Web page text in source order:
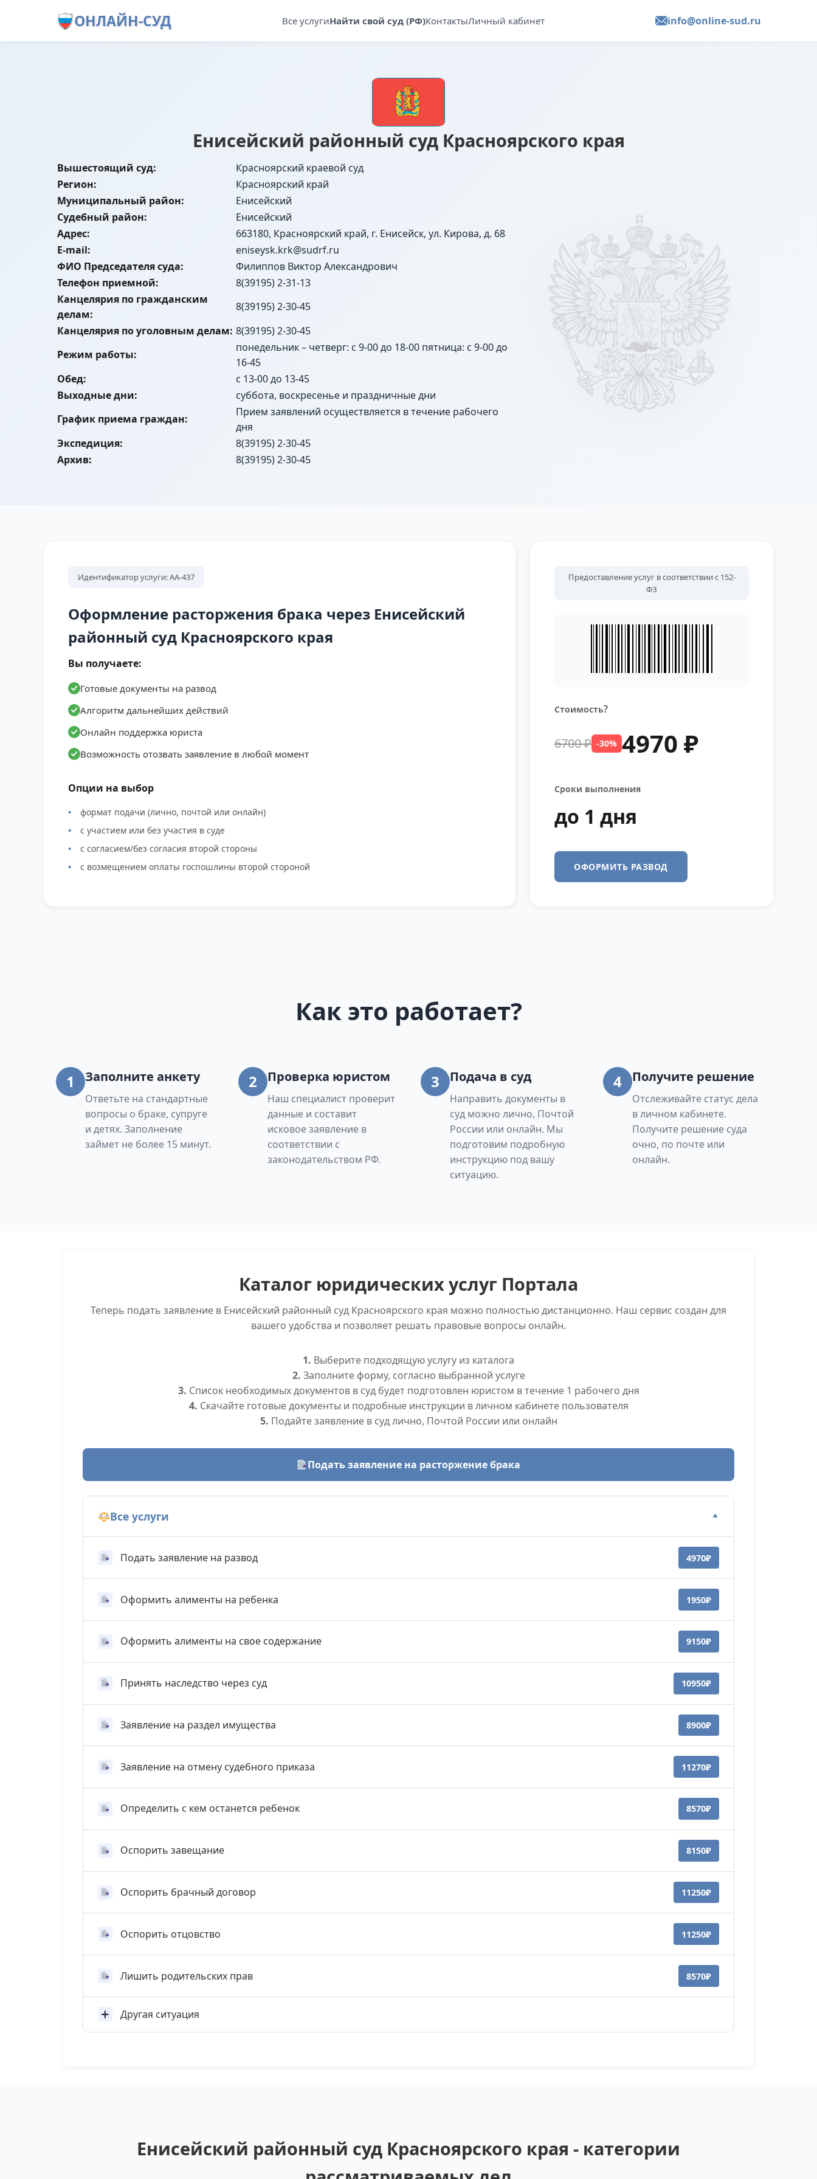
ОНЛАЙН-СУД Все услугиНайти свой суд (РФ)КонтактыЛичный кабинет info@online-sud.ru
Енисейский районный суд Красноярского края
Вышестоящий суд:
Красноярский краевой суд
Регион:
Красноярский край
Муниципальный район:
Енисейский
Судебный район:
Енисейский
Адрес:
663180, Красноярский край, г. Енисейск, ул. Кирова, д. 68
E-mail:
eniseysk.krk@sudrf.ru
ФИО Председателя суда:
Филиппов Виктор Александрович
Телефон приемной:
8(39195) 2-31-13
Канцелярия по гражданским
делам:
8(39195) 2-30-45
Канцелярия по уголовным делам: 8(39195) 2-30-45
Режим работы:
понедельник – четверг: с 9-00 до 18-00 пятница: с 9-00 до
16-45
Обед:
с 13-00 до 13-45
Выходные дни:
суббота, воскресенье и праздничные дни
График приема граждан:
Прием заявлений осуществляется в течение рабочего
дня
Экспедиция:
8(39195) 2-30-45
Архив:
8(39195) 2-30-45
Идентификатор услуги: АА-437
Оформление расторжения брака через Енисейский
районный суд Красноярского края
Вы получаете:
Готовые документы на развод
Алгоритм дальнейших действий
Онлайн поддержка юриста
Возможность отозвать заявление в любой момент
Опции на выбор
формат подачи (лично, почтой или онлайн)
с участием или без участия в суде
с согласием/без согласия второй стороны
с возмещением оплаты госпошлины второй стороной
Предоставление услуг в соответствии с 152-
ФЗ
Стоимость?
6700 ₽ -30% 4970 ₽
Сроки выполнения
до 1 дня
ОФОРМИТЬ РАЗВОД
Как это работает?
1 Заполните анкету
Ответьте на стандартные
вопросы о браке, супруге
и детях. Заполнение
займет не более 15 минут.
2 Проверка юристом
Наш специалист проверит
данные и составит
исковое заявление в
соответствии с
законодательством РФ.
3 Подача в суд
Направить документы в
суд можно лично, Почтой
России или онлайн. Мы
подготовим подробную
инструкцию под вашу
ситуацию.
4 Получите решение
Отслеживайте статус дела
в личном кабинете.
Получите решение суда
очно, по почте или
онлайн.
Каталог юридических услуг Портала
Теперь подать заявление в Енисейский районный суд Красноярского края можно полностью дистанционно. Наш сервис создан для
вашего удобства и позволяет решать правовые вопросы онлайн.
1. Выберите подходящую услугу из каталога
2. Заполните форму, согласно выбранной услуге
3. Список необходимых документов в суд будет подготовлен юристом в течение 1 рабочего дня
4. Скачайте готовые документы и подробные инструкции в личном кабинете пользователя
5. Подайте заявление в суд лично, Почтой России или онлайн
Подать заявление на расторжение брака
Все услуги ▼
Подать заявление на развод 4970₽
Оформить алименты на ребенка 1950₽
Оформить алименты на свое содержание 9150₽
Принять наследство через суд 10950₽
Заявление на раздел имущества 8900₽
Заявление на отмену судебного приказа 11270₽
Определить с кем останется ребенок 8570₽
Оспорить завещание 8150₽
Оспорить брачный договор 11250₽
Оспорить отцовство 11250₽
Лишить родительских прав 8570₽
Другая ситуация
Енисейский районный суд Красноярского края - категории